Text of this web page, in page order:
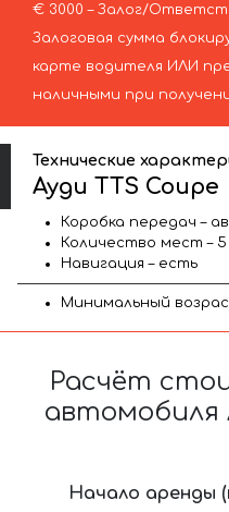
€ 3000 – Залог/
Залоговая сумма
карте водителя ИЛИ
наличными при
Технические
Ауди TTS Coupe
Коробка передач –
Количество мест – 5
Навигация – есть
Минимальный
Расчёт
автомобиля
Начало аренды